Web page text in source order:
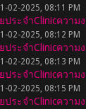
02-2025, 08:11 PM
ระจำClinicความ
02-2025, 08:12 PM
ระจำClinicความ
02-2025, 08:13 PM
ระจำClinicความ
02-2025, 08:15 PM
ระจำClinicความ